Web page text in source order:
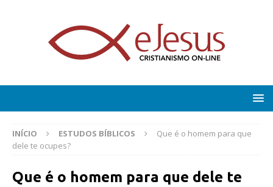
INÍCIO ESTUDOS BÍBLICOS
Que é o homem para que
dele te ocupes?
Que é o homem para que dele te